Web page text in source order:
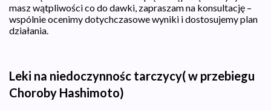
masz wątpliwości co do dawki, zapraszam na konsultację –
wspólnie ocenimy dotychczasowe wyniki i dostosujemy plan
działania.
Leki na niedoczynnośc tarczycy( w przebiegu
Choroby Hashimoto)